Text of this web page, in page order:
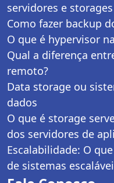
servidores e storages
Como fazer backup
O que é hypervisor
Qual a diferença
remoto?
Data storage ou
dados
O que é storage
dos servidores de
Escalabilidade: O
de sistemas